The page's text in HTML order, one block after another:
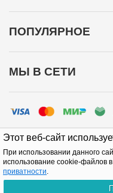
Этот веб-сайт
При использовании данного
использование cookie-файлов
приватности.
ПОПУЛЯРНОЕ
МЫ В СЕТИ